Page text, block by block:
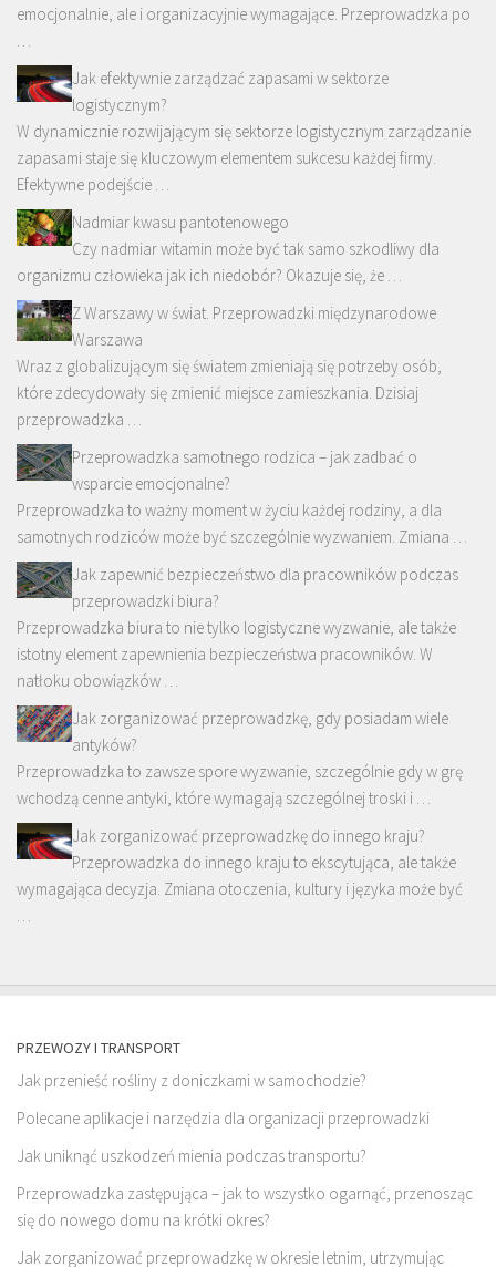
emocjonalnie, ale i organizacyjnie wymagające. Przeprowadzka po
Jak efektywnie zarządzać zapasami w sektorze
logistycznym?
W dynamicznie rozwijającym się sektorze logistycznym zarządzanie
zapasami staje się kluczowym elementem sukcesu każdej firmy.
Efektywne podejście …
Nadmiar kwasu pantotenowego
Czy nadmiar witamin może być tak samo szkodliwy dla
organizmu człowieka jak ich niedobór? Okazuje się, że …
Z Warszawy w świat. Przeprowadzki międzynarodowe
Warszawa
Wraz z globalizującym się światem zmieniają się potrzeby osób,
które zdecydowały się zmienić miejsce zamieszkania. Dzisiaj
przeprowadzka …
Przeprowadzka samotnego rodzica – jak zadbać o
wsparcie emocjonalne?
Przeprowadzka to ważny moment w życiu każdej rodziny, a dla
samotnych rodziców może być szczególnie wyzwaniem. Zmiana …
Jak zapewnić bezpieczeństwo dla pracowników podczas
przeprowadzki biura?
Przeprowadzka biura to nie tylko logistyczne wyzwanie, ale także
istotny element zapewnienia bezpieczeństwa pracowników. W
natłoku obowiązków …
Jak zorganizować przeprowadzkę, gdy posiadam wiele
antyków?
Przeprowadzka to zawsze spore wyzwanie, szczególnie gdy w grę
wchodzą cenne antyki, które wymagają szczególnej troski i …
Jak zorganizować przeprowadzkę do innego kraju?
Przeprowadzka do innego kraju to ekscytująca, ale także
wymagająca decyzja. Zmiana otoczenia, kultury i języka może być
PRZEWOZY I TRANSPORT
Jak przenieść rośliny z doniczkami w samochodzie?
Polecane aplikacje i narzędzia dla organizacji przeprowadzki
Jak uniknąć uszkodzeń mienia podczas transportu?
Przeprowadzka zastępująca – jak to wszystko ogarnąć, przenosząc
się do nowego domu na krótki okres?
Jak zorganizować przeprowadzkę w okresie letnim, utrzymując